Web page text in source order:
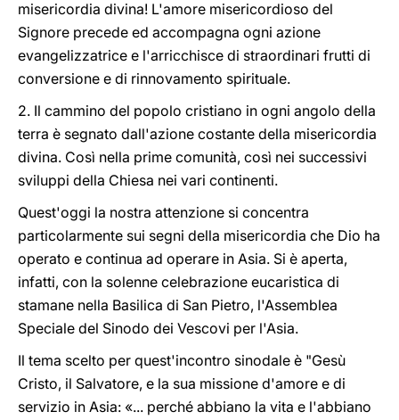
misericordia divina! L'amore misericordioso del
Signore precede ed accompagna ogni azione
evangelizzatrice e l'arricchisce di straordinari frutti di
conversione e di rinnovamento spirituale.
2. Il cammino del popolo cristiano in ogni angolo della
terra è segnato dall'azione costante della misericordia
divina. Così nella prime comunità, così nei successivi
sviluppi della Chiesa nei vari continenti.
Quest'oggi la nostra attenzione si concentra
particolarmente sui segni della misericordia che Dio ha
operato e continua ad operare in Asia. Si è aperta,
infatti, con la solenne celebrazione eucaristica di
stamane nella Basilica di San Pietro, l'Assemblea
Speciale del Sinodo dei Vescovi per l'Asia.
Il tema scelto per quest'incontro sinodale è "Gesù
Cristo, il Salvatore, e la sua missione d'amore e di
servizio in Asia: «... perché abbiano la vita e l'abbiano